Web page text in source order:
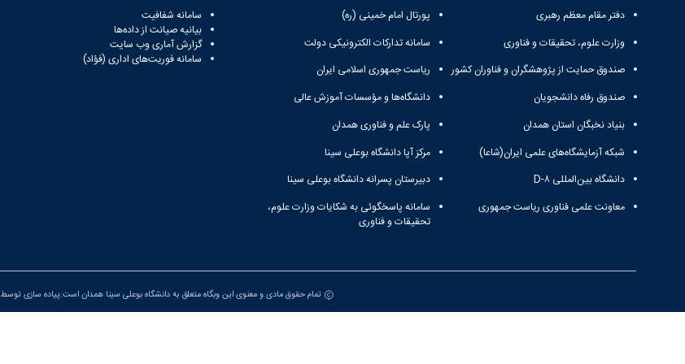
دفتر مقام معظم رهبری
وزارت علوم، تحقیقات و فناوری
صندوق حمایت از پژوهشگران و فناوران کشور
صندوق رفاه دانشجویان
بنیاد نخبگان استان همدان
شبکه آزمایشگاه‌های علمی ایران(شاعا)
دانشگاه بین‌المللی D-۸
معاونت علمی فناوری ریاست جمهوری
پورتال امام خمینی (ره)
سامانه تدارکات الکترونیکی دولت
ریاست جمهوری اسلامی ایران
دانشگاه‌ها و مؤسسات آموزش عالی
پارک علم و فناوری همدان
مرکز آپا دانشگاه بوعلی سینا
دبیرستان پسرانه دانشگاه بوعلی سینا
سامانه پاسخگوئی به شکایات وزارت علوم،
تحقیقات و فناوری
سامانه شفافیت
بیانیه صیانت از داده‌ها
گزارش آماری وب‌ سایت
سامانه فوریت‌های اداری (فؤاد)
تمام حقوق مادی و معنوی این وبگاه متعلق به دانشگاه بوعلی سینا همدان است.پیاده سازی توسط